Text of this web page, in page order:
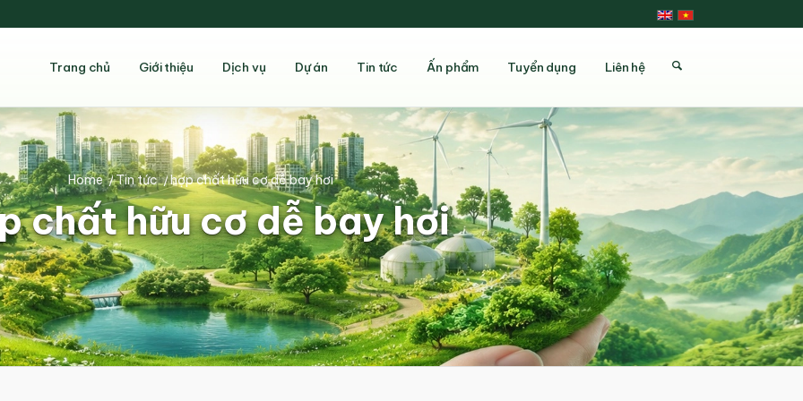
Trang chủ Giới thiệu Dịch vụ Dự án Tin tức Ấn phẩm Tuyển dụng Liên hệ
chất hữu cơ dễ bay hơi
Home /Tin tức /hợp chất hữu cơ dễ bay hơi